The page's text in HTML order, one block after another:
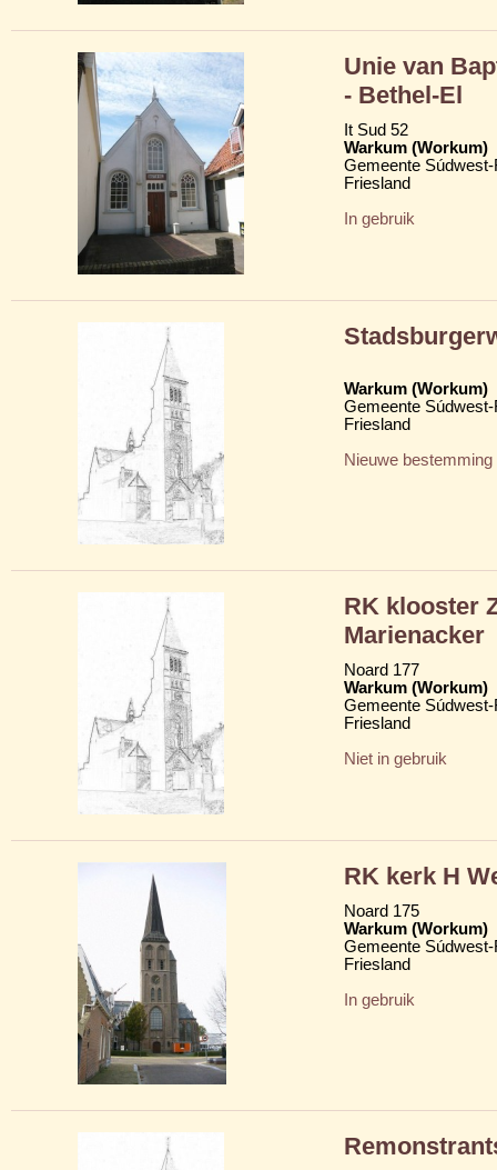
Unie van
- Bethel-El
It Sud 52
Warkum (Workum)
Gemeente
Friesland
In gebruik
Warkum (Workum)
Gemeente
Friesland
Nieuwe bestemming
RK klooster
Marienacker
Noard 177
Warkum (Workum)
Gemeente
Friesland
Niet in gebruik
RK kerk H
Noard 175
Warkum (Workum)
Gemeente
Friesland
In gebruik